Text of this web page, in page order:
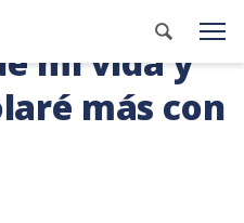
Buscar
mi vida y
más con